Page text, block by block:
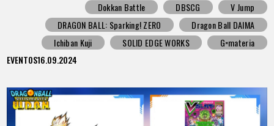
Dokkan Battle
DBSCG
V Jump
DRAGON BALL: Sparking! ZERO
Dragon Ball DAIMA
Ichiban Kuji
SOLID EDGE WORKS
G×materia
EVENTOS16.09.2024